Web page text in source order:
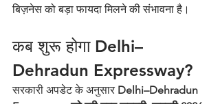
बिज़नेस को बड़ा फायदा मिलने की संभावना है।
कब शुरू होगा Delhi–
Dehradun Expressway?
सरकारी अपडेट के अनुसार Delhi–Dehradun